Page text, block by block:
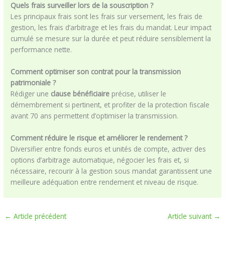
Quels frais surveiller lors de la souscription ?
Les principaux frais sont les frais sur versement, les frais de
gestion, les frais d’arbitrage et les frais du mandat. Leur impact
cumulé se mesure sur la durée et peut réduire sensiblement la
performance nette.
Comment optimiser son contrat pour la transmission
patrimoniale ?
Rédiger une clause bénéficiaire précise, utiliser le
démembrement si pertinent, et profiter de la protection fiscale
avant 70 ans permettent d’optimiser la transmission.
Comment réduire le risque et améliorer le rendement ?
Diversifier entre fonds euros et unités de compte, activer des
options d’arbitrage automatique, négocier les frais et, si
nécessaire, recourir à la gestion sous mandat garantissent une
meilleure adéquation entre rendement et niveau de risque.
← Article précédent Article suivant →